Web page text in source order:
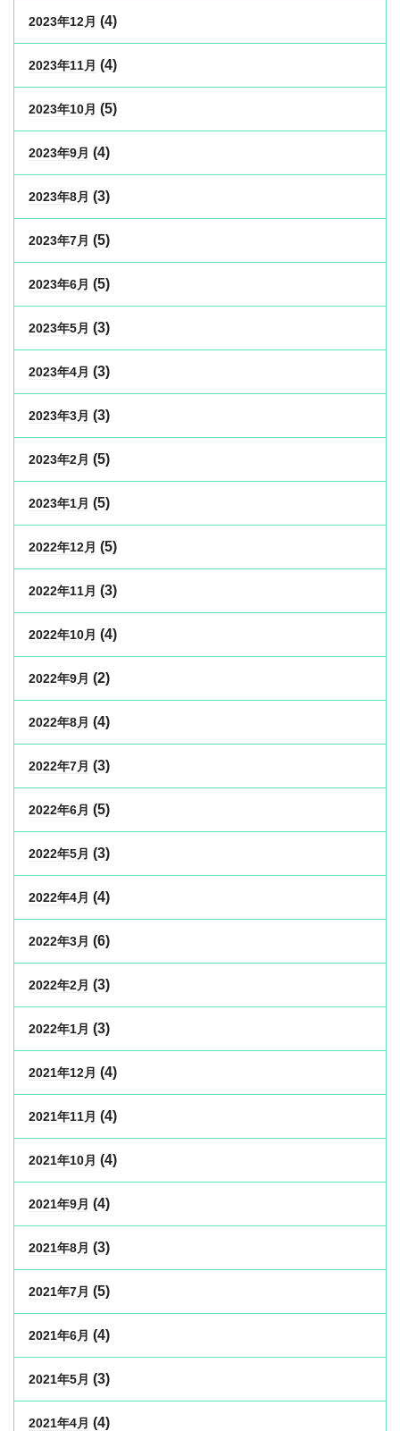
2023年12月 (4)
2023年11月 (4)
2023年10月 (5)
2023年9月 (4)
2023年8月 (3)
2023年7月 (5)
2023年6月 (5)
2023年5月 (3)
2023年4月 (3)
2023年3月 (3)
2023年2月 (5)
2023年1月 (5)
2022年12月 (5)
2022年11月 (3)
2022年10月 (4)
2022年9月 (2)
2022年8月 (4)
2022年7月 (3)
2022年6月 (5)
2022年5月 (3)
2022年4月 (4)
2022年3月 (6)
2022年2月 (3)
2022年1月 (3)
2021年12月 (4)
2021年11月 (4)
2021年10月 (4)
2021年9月 (4)
2021年8月 (3)
2021年7月 (5)
2021年6月 (4)
2021年5月 (3)
2021年4月 (4)